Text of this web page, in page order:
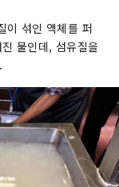
이 섞인 액체를 퍼
물인데, 섬유질을